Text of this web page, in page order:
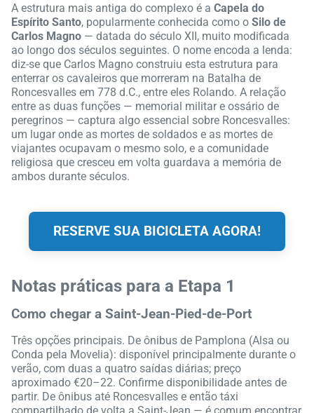
A estrutura mais antiga do complexo é a Capela do
Espírito Santo, popularmente conhecida como o Silo de
Carlos Magno — datada do século XII, muito modificada
ao longo dos séculos seguintes. O nome encoda a lenda:
diz-se que Carlos Magno construiu esta estrutura para
enterrar os cavaleiros que morreram na Batalha de
Roncesvalles em 778 d.C., entre eles Rolando. A relação
entre as duas funções — memorial militar e ossário de
peregrinos — captura algo essencial sobre Roncesvalles:
um lugar onde as mortes de soldados e as mortes de
viajantes ocupavam o mesmo solo, e a comunidade
religiosa que cresceu em volta guardava a memória de
ambos durante séculos.
RESERVE SUA BICICLETA AGORA!
Notas práticas para a Etapa 1
Como chegar a Saint-Jean-Pied-de-Port
Três opções principais. De ônibus de Pamplona (Alsa ou
Conda pela Movelia): disponível principalmente durante o
verão, com duas a quatro saídas diárias; preço
aproximado €20–22. Confirme disponibilidade antes de
partir. De ônibus até Roncesvalles e então táxi